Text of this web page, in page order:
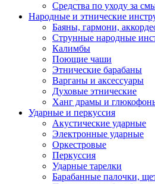
Средства по уходу за
Народные и этнические
Баяны, гармони,
Струнные народные
Калимбы
Поющие чаши
Этнические барабаны
Варганы и аксессуары
Духовые этнические
Ханг драмы и
Ударные и перкуссия
Акустические ударные
Электронные ударные
Оркестровые
Перкуссия
Ударные тарелки
Барабанные палочки,